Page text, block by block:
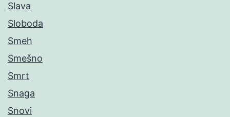
Slava
Sloboda
Smeh
Smešno
Smrt
Snaga
Snovi